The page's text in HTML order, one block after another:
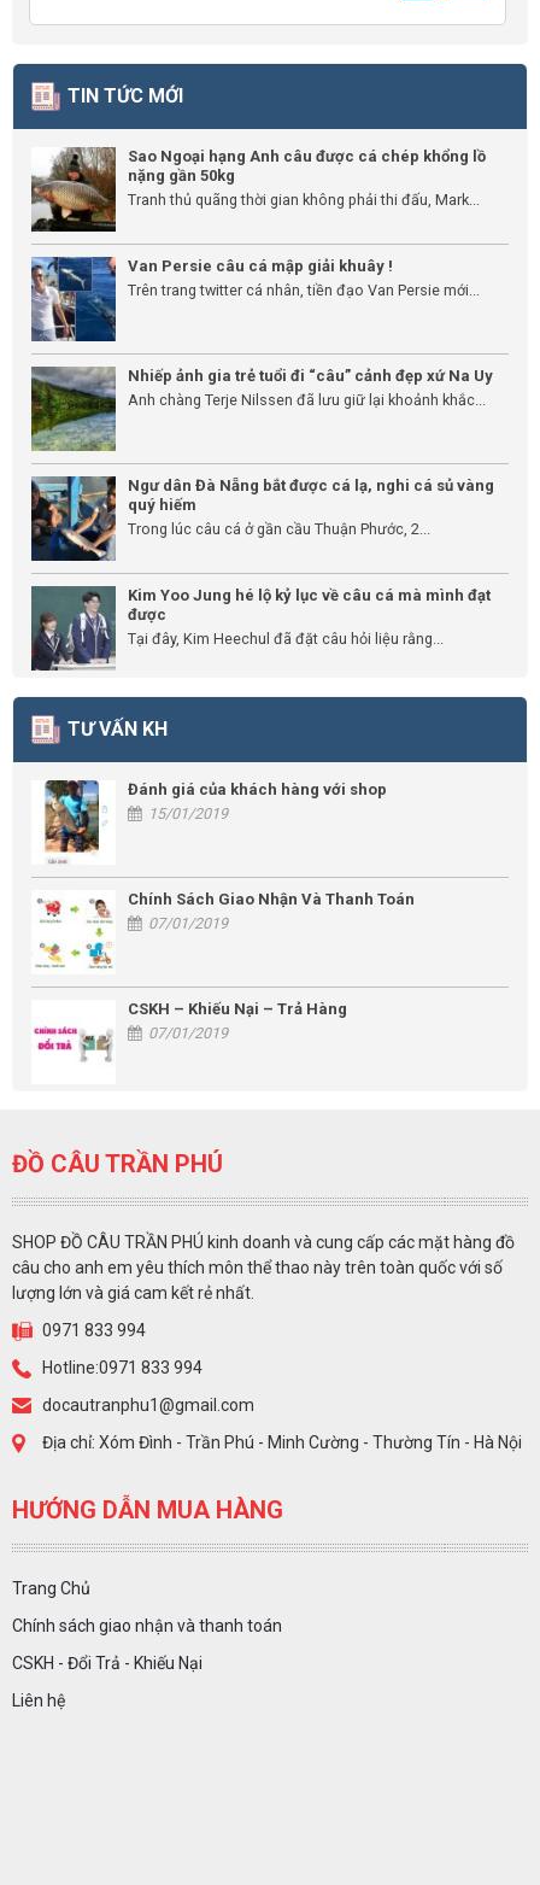
TIN TỨC MỚI
Sao Ngoại hạng Anh câu được cá chép khổng lồ
nặng gần 50kg
Tranh thủ quãng thời gian không phải thi đấu, Mark...
Van Persie câu cá mập giải khuây !
Trên trang twitter cá nhân, tiền đạo Van Persie mới...
Nhiếp ảnh gia trẻ tuổi đi “câu” cảnh đẹp xứ Na Uy
Anh chàng Terje Nilssen đã lưu giữ lại khoảnh khắc...
Ngư dân Đà Nẵng bắt được cá lạ, nghi cá sủ vàng
quý hiếm
Trong lúc câu cá ở gần cầu Thuận Phước, 2...
Kim Yoo Jung hé lộ kỷ lục về câu cá mà mình đạt
được
Tại đây, Kim Heechul đã đặt câu hỏi liệu rằng...
TƯ VẤN KH
Đánh giá của khách hàng với shop
15/01/2019
Chính Sách Giao Nhận Và Thanh Toán
07/01/2019
CSKH – Khiếu Nại – Trả Hàng
07/01/2019
ĐỒ CÂU TRẦN PHÚ
SHOP ĐỒ CÂU TRẦN PHÚ kinh doanh và cung cấp các mặt hàng đồ
câu cho anh em yêu thích môn thể thao này trên toàn quốc với số
lượng lớn và giá cam kết rẻ nhất.
0971 833 994
Hotline:0971 833 994
docautranphu1@gmail.com
Địa chỉ: Xóm Đình - Trần Phú - Minh Cường - Thường Tín - Hà Nội
HƯỚNG DẪN MUA HÀNG
Trang Chủ
Chính sách giao nhận và thanh toán
CSKH - Đổi Trả - Khiếu Nại
Liên hệ